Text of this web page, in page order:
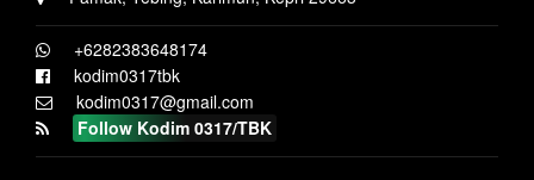
+6282383648174
kodim0317tbk
kodim0317@gmail.com
Follow Kodim 0317/TBK